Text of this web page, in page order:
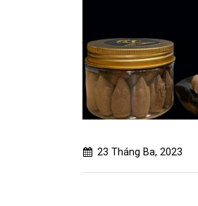
23 Tháng Ba, 2023